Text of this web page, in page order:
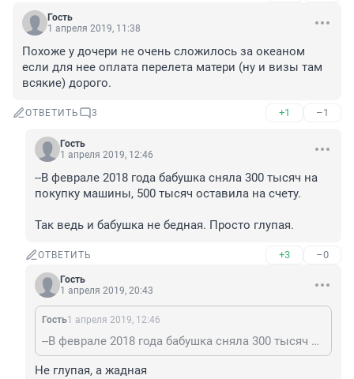
Гость
1 апреля 2019, 11:38
Похоже у дочери не очень сложилось за океаном
если для нее оплата перелета матери (ну и визы там
всякие) дорого.
ОТВЕТИТЬ 3 +1 –1
Гость
1 апреля 2019, 12:46
--В феврале 2018 года бабушка сняла 300 тысяч на
покупку машины, 500 тысяч оставила на счету.
Так ведь и бабушка не бедная. Просто глупая.
ОТВЕТИТЬ +3 –0
Гость
1 апреля 2019, 20:43
Гость1 апреля 2019, 12:46
--В феврале 2018 года бабушка сняла 300 тысяч на покупку машины, 500 тысяч оставила на счету. Так ведь и бабушка не бедная. Просто глупая.
Не глупая, а жадная